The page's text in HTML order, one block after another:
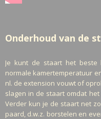
Onderhoud van de
Je kunt de staart het beste
normale kamertemperatuur
nl. de extension vouwt of
slagen in de staart omdat
Verder kun je de staart net
paard, d.w.z. borstelen en